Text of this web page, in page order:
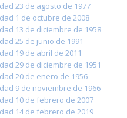
23 de agosto de 1977
1 de octubre de 2008
13 de diciembre de 1958
25 de junio de 1991
19 de abril de 2011
29 de diciembre de 1951
20 de enero de 1956
9 de noviembre de 1966
10 de febrero de 2007
14 de febrero de 2019